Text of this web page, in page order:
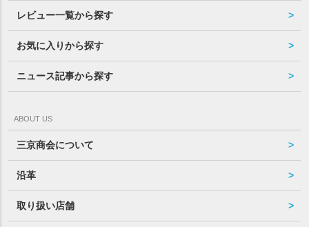
レビュー一覧から探す
お気に入りから探す
ニュース記事から探す
ABOUT US
三京商会について
沿革
取り扱い店舗